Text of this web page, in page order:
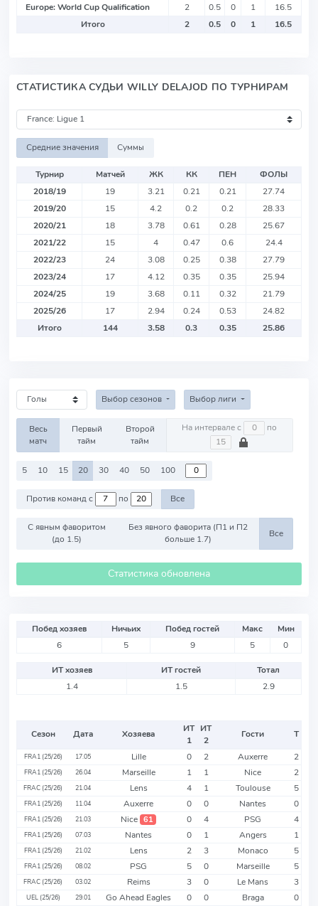
Europe: World Cup Qualification
2 0.5 0 1
16.5
Итого
2 0.5 0 1 16.5
СТАТИСТИКА СУДЬИ WILLY DELAJOD ПО ТУРНИРАМ
Средние значения Суммы
Турнир Матчей ЖК КК ПЕН
ФОЛЫ
2018/19
19 3.21 0.21 0.21
27.74
2019/20
15 4.2 0.2 0.2
28.33
2020/21
18 3.78 0.61 0.28
25.67
2021/22
15 4 0.47 0.6
24.4
2022/23
24 3.08 0.25 0.38
27.79
2023/24
17 4.12 0.35 0.35
25.94
2024/25
19 3.68 0.11 0.32
21.79
2025/26
17 2.94 0.24 0.53
24.82
Итого
144 3.58 0.3 0.35 25.86
Выбор сезонов Выбор лиги
Весь
матч
Первый
тайм
Второй
тайм
На интервале с по
5 10 15 20 30 40 50 100
Против команд с по Все
С явным фаворитом
(до 1.5)
Без явного фаворита (П1 и П2
больше 1.7)
Все
Статистика обновлена
Побед хозяев Ничьих Побед гостей Макс
Мин
6
5 9 5 0
ИТ хозяев ИТ гостей
Тотал
1.4
1.5 2.9
Сезон Дата Хозяева
ИТ
1
ИТ
2
Гости Т
FRA1 (25/26) 17.05 Lille 0 2 Auxerre 2
FRA1 (25/26) 26.04 Marseille 1 1 Nice 2
FRAC (25/26) 21.04 Lens 4 1 Toulouse 5
FRA1 (25/26) 11.04 Auxerre 0 0 Nantes 0
FRA1 (25/26) 21.03 Nice 61 0 4 PSG 4
FRA1 (25/26) 07.03 Nantes 0 1 Angers 1
FRA1 (25/26) 21.02 Lens 2 3 Monaco 5
FRA1 (25/26) 08.02 PSG 5 0 Marseille 5
FRAC (25/26) 03.02 Reims 3 0 Le Mans 3
UEL (25/26) 29.01 Go Ahead Eagles 0 0 Braga 0